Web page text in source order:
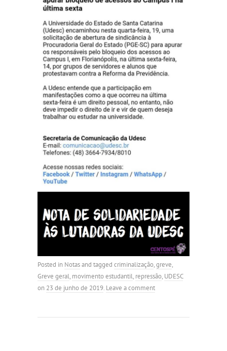
Posted in Notasand tagged criminalização,greve,
Greve geral, movimento estudantil, repressão, UDESC
on 23 de junho de 2019. Leave a comment